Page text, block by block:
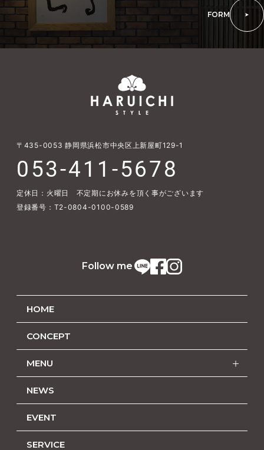
FORM
〒435-0053 静岡県浜松市中央区上新屋町129-1
053-411-5678
定休日：火曜日 不定期にお休みを頂く事がございます
登録番号：T2-0804-0100-0589
Follow me
HOME
CONCEPT
MENU
NEWS
EVENT
SERVICE